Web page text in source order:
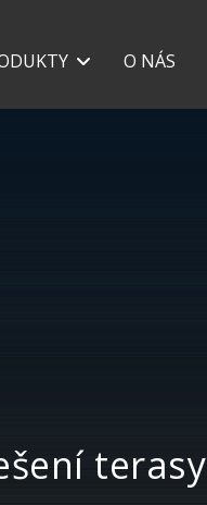
O NÁS
terasy